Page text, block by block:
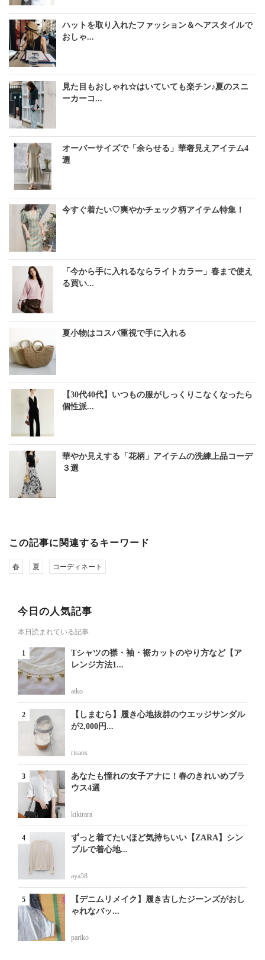
ハットを取り入れたファッション＆ヘアスタイルで
おしゃ...
見た目もおしゃれ☆はいていても楽チン♪夏のスニ
ーカーコ...
オーバーサイズで「余らせる」華奢見えアイテム4
選
今すぐ着たい♡爽やかチェック柄アイテム特集！
「今から手に入れるならライトカラー」春まで使え
る買い...
夏小物はコスパ重視で手に入れる
【30代40代】いつもの服がしっくりこなくなったら
個性派...
華やか見えする「花柄」アイテムの洗練上品コーデ
３選
この記事に関連するキーワード
春 夏 コーディネート
今日の人気記事
本日読まれている記事
Tシャツの襟・袖・裾カットのやり方など【ア
レンジ方法1...
aiko
【しまむら】履き心地抜群のウエッジサンダル
が2,000円...
risaos
あなたも憧れの女子アナに！春のきれいめブラ
ウス4選
kikirara
ずっと着てたいほど気持ちいい【ZARA】シン
プルで着心地...
aya58
【デニムリメイク】履き古したジーンズがおし
ゃれなバッ...
pariko